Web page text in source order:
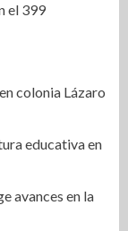
el 399
colonia Lázaro
educativa en
avances en la